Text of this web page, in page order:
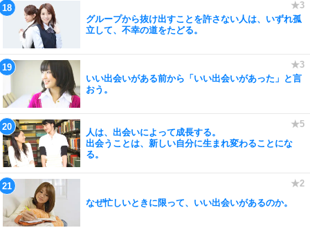
グループから抜け出すことを許さない人は、いずれ孤
立して、不幸の道をたどる。
いい出会いがある前から「いい出会いがあった」と言
おう。
人は、出会いによって成長する。
出会うことは、新しい自分に生まれ変わることにな
る。
なぜ忙しいときに限って、いい出会いがあるのか。